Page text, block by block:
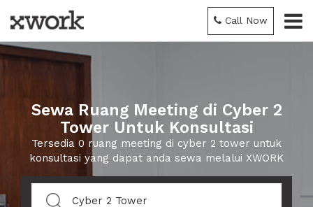
Call Now
Sewa Ruang Meeting di Cyber 2
Tower Untuk Konsultasi
Tersedia 0 ruang meeting di cyber 2 tower untuk
konsultasi yang dapat anda sewa melalui XWORK